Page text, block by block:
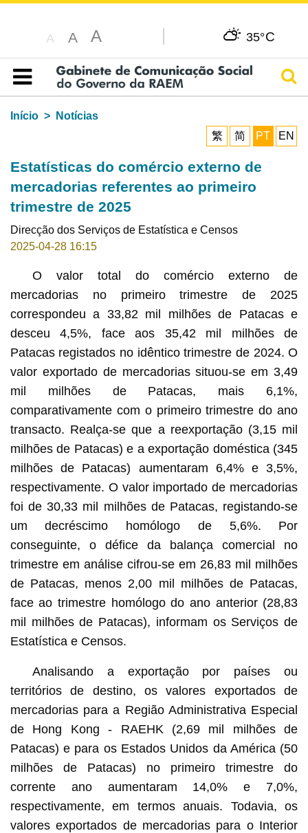
A A A 35°C
Índice
Início
Notícias
繁
简 PT EN
Estatísticas do comércio externo de
mercadorias referentes ao primeiro
trimestre de 2025
Direcção dos Serviços de Estatística e Censos
2025-04-28 16:15
O valor total do comércio externo de
mercadorias no primeiro trimestre de 2025
correspondeu a 33,82 mil milhões de Patacas e
desceu 4,5%, face aos 35,42 mil milhões de
Patacas registados no idêntico trimestre de 2024. O
valor exportado de mercadorias situou-se em 3,49
mil milhões de Patacas, mais 6,1%,
comparativamente com o primeiro trimestre do ano
transacto. Realça-se que a reexportação (3,15 mil
milhões de Patacas) e a exportação doméstica (345
milhões de Patacas) aumentaram 6,4% e 3,5%,
respectivamente. O valor importado de mercadorias
foi de 30,33 mil milhões de Patacas, registando-se
um decréscimo homólogo de 5,6%. Por
conseguinte, o défice da balança comercial no
trimestre em análise cifrou-se em 26,83 mil milhões
de Patacas, menos 2,00 mil milhões de Patacas,
face ao trimestre homólogo do ano anterior (28,83
mil milhões de Patacas), informam os Serviços de
Estatística e Censos.
Analisando a exportação por países ou
territórios de destino, os valores exportados de
mercadorias para a Região Administrativa Especial
de Hong Kong - RAEHK (2,69 mil milhões de
Patacas) e para os Estados Unidos da América (50
milhões de Patacas) no primeiro trimestre do
corrente ano aumentaram 14,0% e 7,0%,
respectivamente, em termos anuais. Todavia, os
valores exportados de mercadorias para o Interior